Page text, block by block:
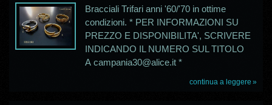
Bracciali Trifari anni '60/'70 in ottime
condizioni. * PER INFORMAZIONI SU
PREZZO E DISPONIBILITA', SCRIVERE
INDICANDO IL NUMERO SUL TITOLO
A campania30@alice.it *
continua a leggere